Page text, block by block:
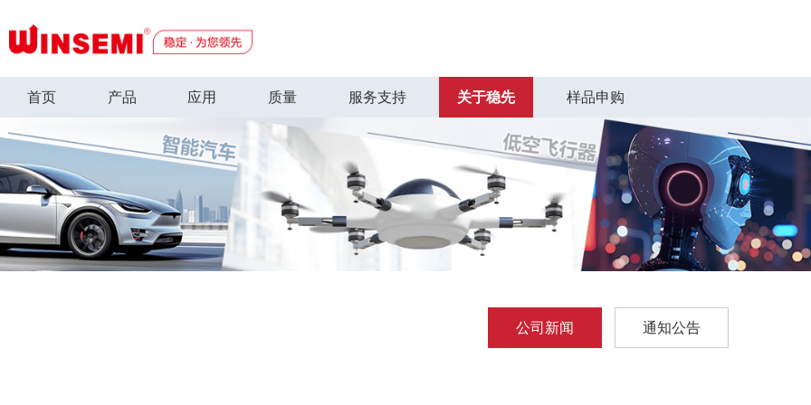
首页 产品 应用 质量 服务支持 关于稳先 样品申购
公司新闻 通知公告